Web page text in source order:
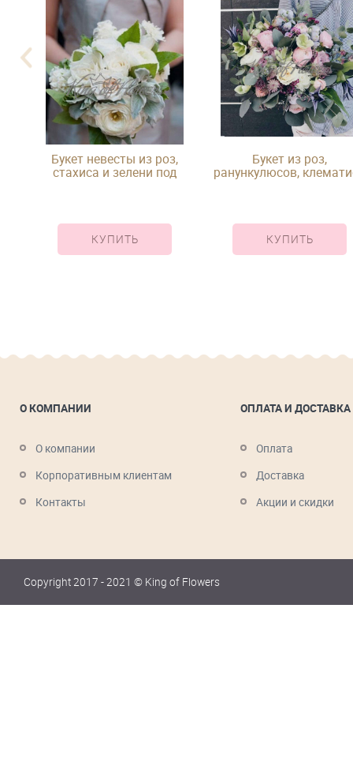
Букет невесты из роз,
стахиса и зелени под
КУПИТЬ
Букет из роз,
ранункулюсов,
КУПИТЬ
О КОМПАНИИ
О компании
Корпоративным клиентам
Контакты
ОПЛАТА И ДОСТАВКА
Оплата
Доставка
Акции и скидки
Copyright 2017 - 2021 © King of Flowers